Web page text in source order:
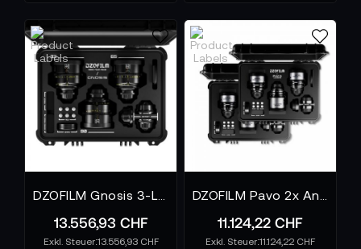
13.556,93 CHF
13.556,93 CHF
11.124,22 CHF
11.124,22 CHF